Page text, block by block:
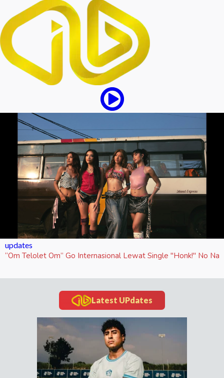
updates
“Om Telolet Om” Go Internasional Lewat Single "Honk!" No Na
Latest UPdates